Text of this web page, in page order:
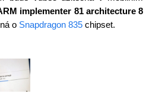
implementer 81 architecture 8
o Snapdragon 835chipset.